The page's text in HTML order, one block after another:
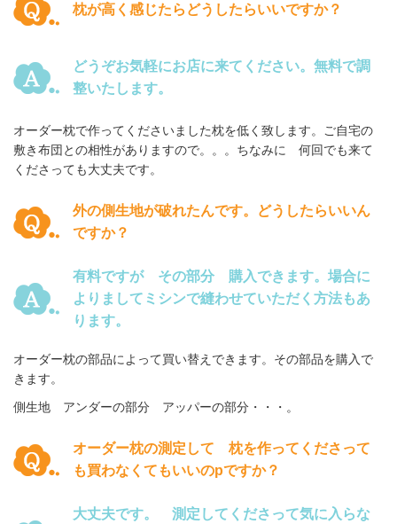
枕が高く感じたらどうしたらいいですか？
どうぞお気軽にお店に来てください。無料で調
整いたします。
オーダー枕で作ってくださいました枕を低く致します。ご自宅の
敷き布団との相性がありますので。。。ちなみに 何回でも来て
くださっても大丈夫です。
外の側生地が破れたんです。どうしたらいいん
ですか？
有料ですが その部分 購入できます。場合に
よりましてミシンで縫わせていただく方法もあ
ります。
オーダー枕の部品によって買い替えできます。 その部品を購入で
きます。
側生地 アンダーの部分 アッパーの部分・・・。
オーダー枕の測定して 枕を作ってくださって
も買わなくてもいいのpですか？
大丈夫です。 測定してくださって気に入らな